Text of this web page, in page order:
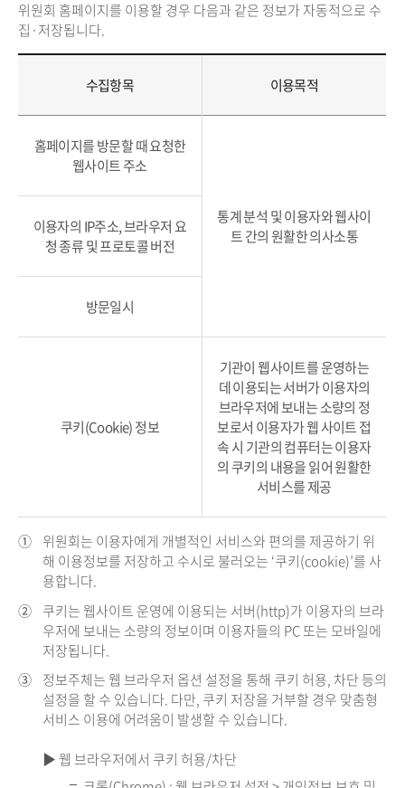
위원회 홈페이지를 이용할 경우 다음과 같은 정보가 자동적으로 수
집·저장됩니다.
수집항목 이용목적
홈페이지를 방문할 때 요청한
웹사이트 주소
통계 분석 및 이용자와 웹사이
트 간의 원활한 의사소통
이용자의 IP주소, 브라우저 요
청 종류 및 프로토콜 버전
방문일시
쿠키(Cookie) 정보
기관이 웹사이트를 운영하는
데 이용되는 서버가 이용자의
브라우저에 보내는 소량의 정
보로서 이용자가 웹 사이트 접
속 시 기관의 컴퓨터는 이용자
의 쿠키의 내용을 읽어 원활한
서비스를 제공
① 위원회는 이용자에게 개별적인 서비스와 편의를 제공하기 위
해 이용정보를 저장하고 수시로 불러오는 ‘쿠키(cookie)’를 사
용합니다.
② 쿠키는 웹사이트 운영에 이용되는 서버(http)가 이용자의 브라
우저에 보내는 소량의 정보이며 이용자들의 PC 또는 모바일에
저장됩니다.
③ 정보주체는 웹 브라우저 옵션 설정을 통해 쿠키 허용, 차단 등의
설정을 할 수 있습니다. 다만, 쿠키 저장을 거부할 경우 맞춤형
서비스 이용에 어려움이 발생할 수 있습니다.
▶ 웹 브라우저에서 쿠키 허용/차단